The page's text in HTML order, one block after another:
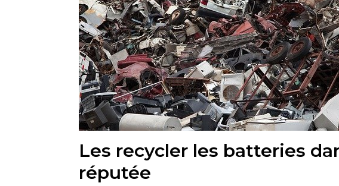
Les recycler les batteries
réputée